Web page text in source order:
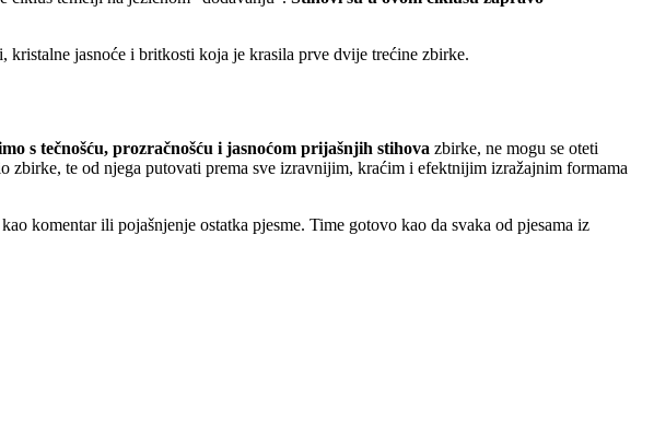
kristalne jasnoće i britkosti koja je krasila prve dvije trećine zbirke.
s tečnošću, prozračnošću i jasnoćom prijašnjih stihova zbirke, ne mogu se oteti
zbirke, te od njega putovati prema sve izravnijim, kraćim i efektnijim izražajnim formama
komentar ili pojašnjenje ostatka pjesme. Time gotovo kao da svaka od pjesama iz